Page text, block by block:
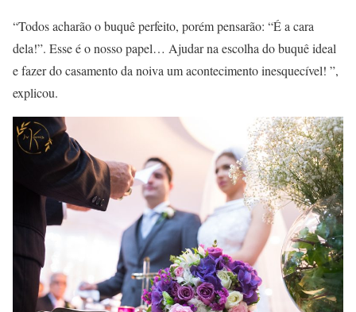
“Todos acharão o buquê perfeito, porém pensarão: “É a cara
dela!”. Esse é o nosso papel… Ajudar na escolha do buquê ideal
e fazer do casamento da noiva um acontecimento inesquecível! ”,
explicou.